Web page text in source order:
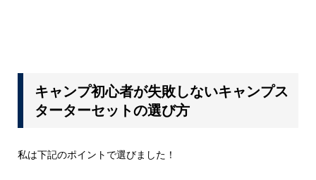
キャンプ初心者が失敗しないキャンプス
ターターセットの選び方
私は下記のポイントで選びました！